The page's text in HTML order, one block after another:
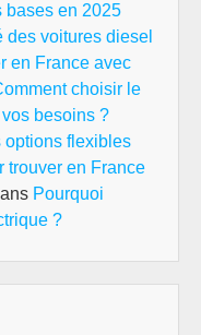
bases en 2025
voitures diesel
en France avec
choisir le
besoins ?
options flexibles
trouver en France
Pourquoi
?